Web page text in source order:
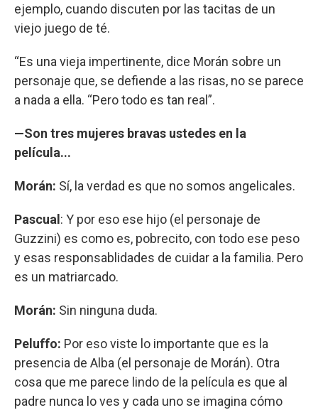
ejemplo, cuando discuten por las tacitas de un
viejo juego de té.
“Es una vieja impertinente, dice Morán sobre un
personaje que, se defiende a las risas, no se parece
a nada a ella. “Pero todo es tan real”.
—Son tres mujeres bravas ustedes en la
película...
Morán: Sí, la verdad es que no somos angelicales.
Pascual : Y por eso ese hijo (el personaje de
Guzzini) es como es, pobrecito, con todo ese peso
y esas responsablidades de cuidar a la familia. Pero
es un matriarcado.
Morán: Sin ninguna duda.
Peluffo: Por eso viste lo importante que es la
presencia de Alba (el personaje de Morán). Otra
cosa que me parece lindo de la película es que al
padre nunca lo ves y cada uno se imagina cómo